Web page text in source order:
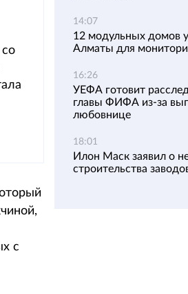
с
14:07
12 модульных домов
Алматы для
16:26
УЕФА готовит
главы ФИФА из-за
любовнице
18:01
Илон Маск заявил о
строительства